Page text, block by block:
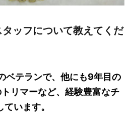
ッフについて教えてくだ
ベテランで、他にも9年目の
リマーなど、経験豊富なチ
います。